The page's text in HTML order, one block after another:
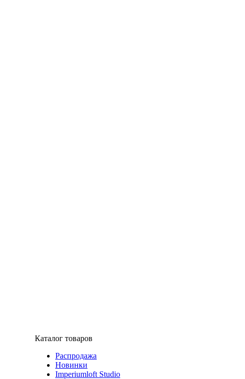
Каталог товаров
Распродажа
Новинки
Imperiumloft Studio